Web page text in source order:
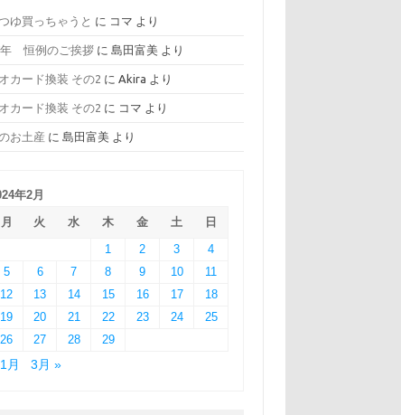
ゆ買っちゃうと に コマ より
年 恒例のご挨拶 に島田富美 より
カード換装 その2 にAkira より
カード換装 その2 に コマ より
お土産 に島田富美 より
年2月
月
火 水 木 金 土
日
1
2 3
4
5
6 7 8 9 10
11
12
13 14 15 16 17
18
19
20 21 22 23 24
25
26
27 28
29
月
3月 »